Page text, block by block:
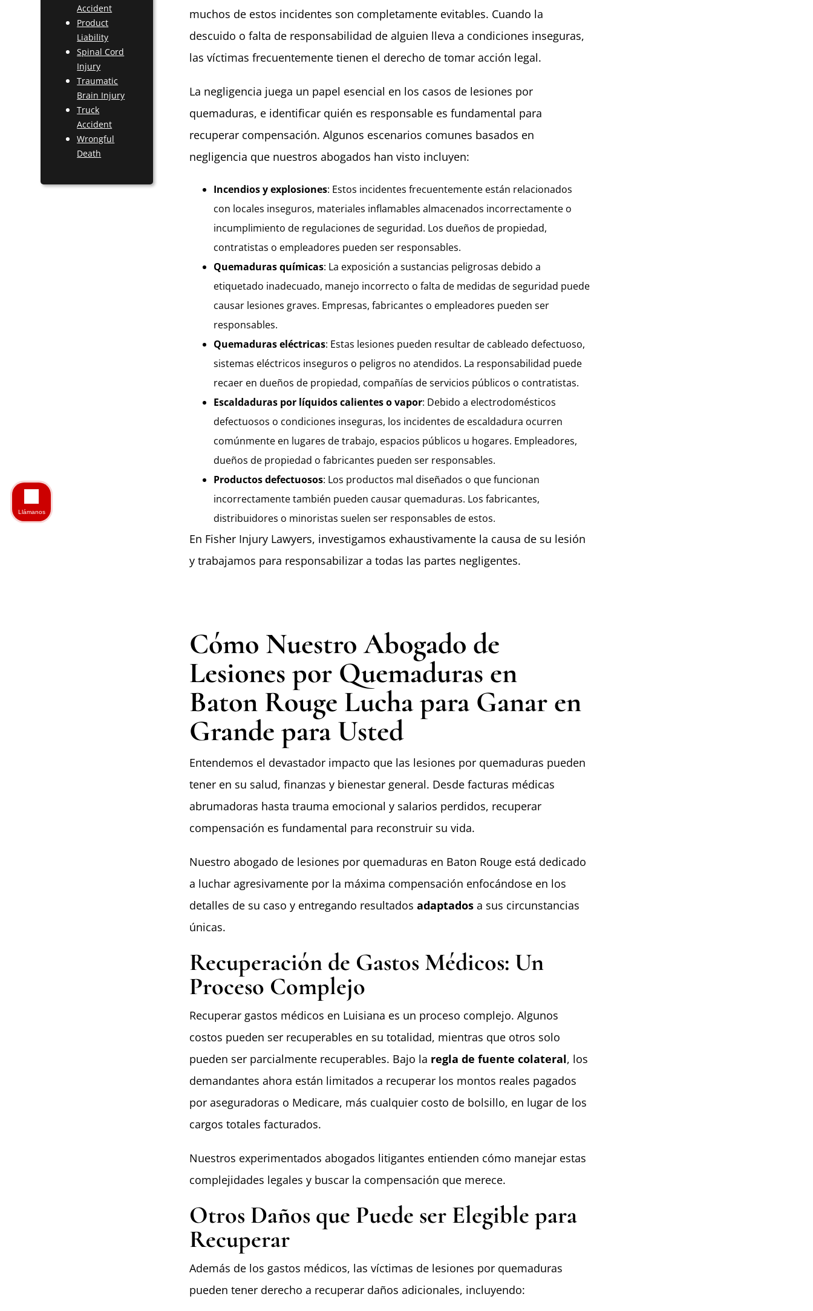
Accident
Product
Liability
Spinal Cord
Injury
Traumatic
Brain Injury
Truck
Accident
Wrongful
Death
muchos de estos incidentes son completamente evitables. Cuando la
descuido o falta de responsabilidad de alguien lleva a condiciones inseguras,
las víctimas frecuentemente tienen el derecho de tomar acción legal.
La negligencia juega un papel esencial en los casos de lesiones por
quemaduras, e identificar quién es responsable es fundamental para
recuperar compensación. Algunos escenarios comunes basados en
negligencia que nuestros abogados han visto incluyen:
Incendios y explosiones: Estos incidentes frecuentemente están relacionados
con locales inseguros, materiales inflamables almacenados incorrectamente o
incumplimiento de regulaciones de seguridad. Los dueños de propiedad,
contratistas o empleadores pueden ser responsables.
Quemaduras químicas: La exposición a sustancias peligrosas debido a
etiquetado inadecuado, manejo incorrecto o falta de medidas de seguridad puede
causar lesiones graves. Empresas, fabricantes o empleadores pueden ser
responsables.
Quemaduras eléctricas: Estas lesiones pueden resultar de cableado defectuoso,
sistemas eléctricos inseguros o peligros no atendidos. La responsabilidad puede
recaer en dueños de propiedad, compañías de servicios públicos o contratistas.
Escaldaduras por líquidos calientes o vapor: Debido a electrodomésticos
defectuosos o condiciones inseguras, los incidentes de escaldadura ocurren
comúnmente en lugares de trabajo, espacios públicos u hogares. Empleadores,
dueños de propiedad o fabricantes pueden ser responsables.
Productos defectuosos: Los productos mal diseñados o que funcionan
incorrectamente también pueden causar quemaduras. Los fabricantes,
distribuidores o minoristas suelen ser responsables de estos.
En Fisher Injury Lawyers, investigamos exhaustivamente la causa de su lesión
y trabajamos para responsabilizar a todas las partes negligentes.
Cómo Nuestro Abogado de
Lesiones por Quemaduras en
Baton Rouge Lucha para Ganar en
Grande para Usted
Entendemos el devastador impacto que las lesiones por quemaduras pueden
tener en su salud, finanzas y bienestar general. Desde facturas médicas
abrumadoras hasta trauma emocional y salarios perdidos, recuperar
compensación es fundamental para reconstruir su vida.
Nuestro abogado de lesiones por quemaduras en Baton Rouge está dedicado
a luchar agresivamente por la máxima compensación enfocándose en los
detalles de su caso y entregando resultadosadaptados a sus circunstancias
únicas.
Recuperación de Gastos Médicos: Un
Proceso Complejo
Recuperar gastos médicos en Luisiana es un proceso complejo. Algunos
costos pueden ser recuperables en su totalidad, mientras que otros solo
pueden ser parcialmente recuperables. Bajo la regla de fuente colateral, los
demandantes ahora están limitados a recuperar los montos reales pagados
por aseguradoras o Medicare, más cualquier costo de bolsillo, en lugar de los
cargos totales facturados.
Nuestros experimentados abogados litigantes entienden cómo manejar estas
complejidades legales y buscar la compensación que merece.
Otros Daños que Puede ser Elegible para
Recuperar
Además de los gastos médicos, las víctimas de lesiones por quemaduras
pueden tener derecho a recuperar daños adicionales, incluyendo:
Llámanos